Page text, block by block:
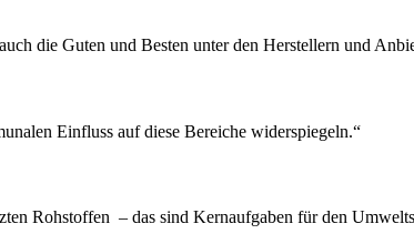
die Guten und Besten unter den Herstellern und
Einfluss auf diese Bereiche widerspiegeln.“
Rohstoffen – das sind Kernaufgaben für den